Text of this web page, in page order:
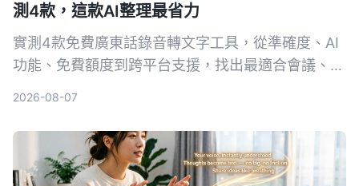
測4款，這款AI整理最省力
實測4款免費廣東話錄音轉文字工具，從準確度、AI
功能、免費額度到跨平台支援，找出最適合會議、訪
字，而是可行動的知識。
2026-08-07